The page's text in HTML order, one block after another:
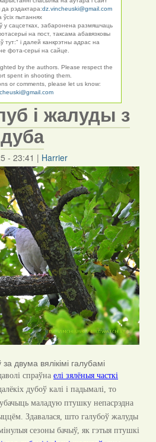
да рэдактара:dz.vincheuski@gmail.com
ўсіх пытаннях
у сацсетках, забаронена размяшчаць
на пост, таксама абавязковы
тут:" і далей канкрэтны адрас на
фота-серыі на сайце.
by the authors. Please respect the
spent in shooting them.
or comments, please let us know:
і жалуды з
дуба
- 23:41 | Harrier
двума вялікімі галубамі
спраўна елі зялёныя часткі
дубоў калі і падымалі, то
маладую птушку непасрэдна
Здавалася, што галубоў жалуды
сезоны бачыў, як гэтыя птушкі